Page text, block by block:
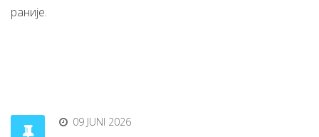
раније.
09 JUNI 2026